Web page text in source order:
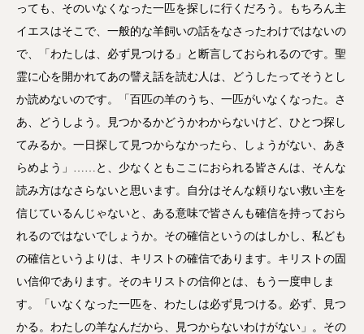
っても、そのいなくなった一匹を探しに行くだろう。もちろん主
イエスはそこで、一般的な羊飼いの話をなさったわけではないの
で、「わたしは、必ず見つける」と断言しておられるのです。聖
霊に心を開かれてあの譬え話を読む人は、どうしたってそうとし
か読めないのです。「百匹の羊のうち、一匹がいなくなった。さ
あ、どうしよう。見つかるかどうかわからないけど、ひとつ探し
てみるか。一日探して見つからなかったら、しょうがない、あき
らめよう」……と、少なくともここにおられる皆さんは、そんな
読み方はなさらないと思います。自分はそんな頼りない救い主を
信じているんじゃないと、ある意味で皆さんも確信を持っておら
れるのではないでしょうか。その確信というのはしかし、私ども
の確信というよりは、キリストの確信であります。キリストの固
い信仰であります。そのキリストの信仰とは、もう一度申しま
す。「いなくなった一匹を、わたしは必ず見つける。必ず、見つ
かる。わたしの羊なんだから、見つからないわけがない」。その